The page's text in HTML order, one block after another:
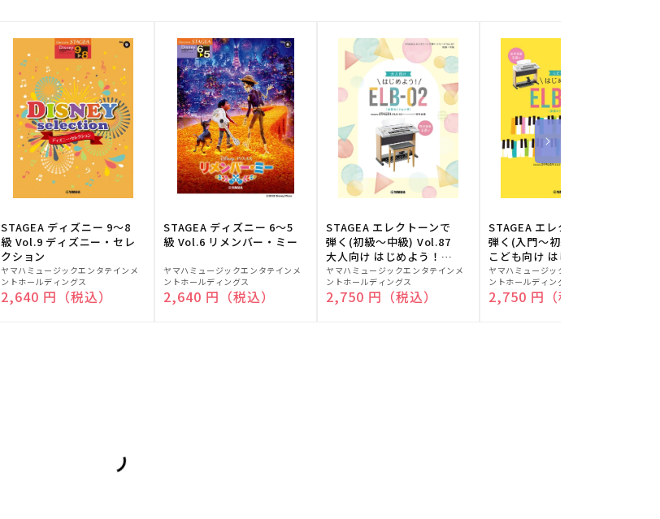
STAGEA ディズニー 9～8
級 Vol.9 ディズニー・セレ
クション
販
売
元:
ヤマハミュージックエンタテインメ
ントホールディングス
通常価格
2,640 円（税込）
STAGEA ディズニー 6～5
級 Vol.6 リメンバー・ミー
販
売
元:
ヤマハミュージックエンタテインメ
ントホールディングス
通常価格
2,640 円（税込）
STAGEA エレクトーンで
弾く(初級～中級) Vol.87
大人向け はじめよう！
ELB-02(楽器のトリセツ
付)
販
売
元:
ヤマハミュージックエンタテインメ
ントホールディングス
通常価格
2,750 円（税込）
STAGEA エレクトーンで
弾く(入門～初級) Vol.86
こども向け はじめよう！
ELB-02(楽器のトリセツ
付)
販
売
元:
ヤマハミュージックエンタテインメ
ントホールディングス
通常価格
2,750 円（税込）